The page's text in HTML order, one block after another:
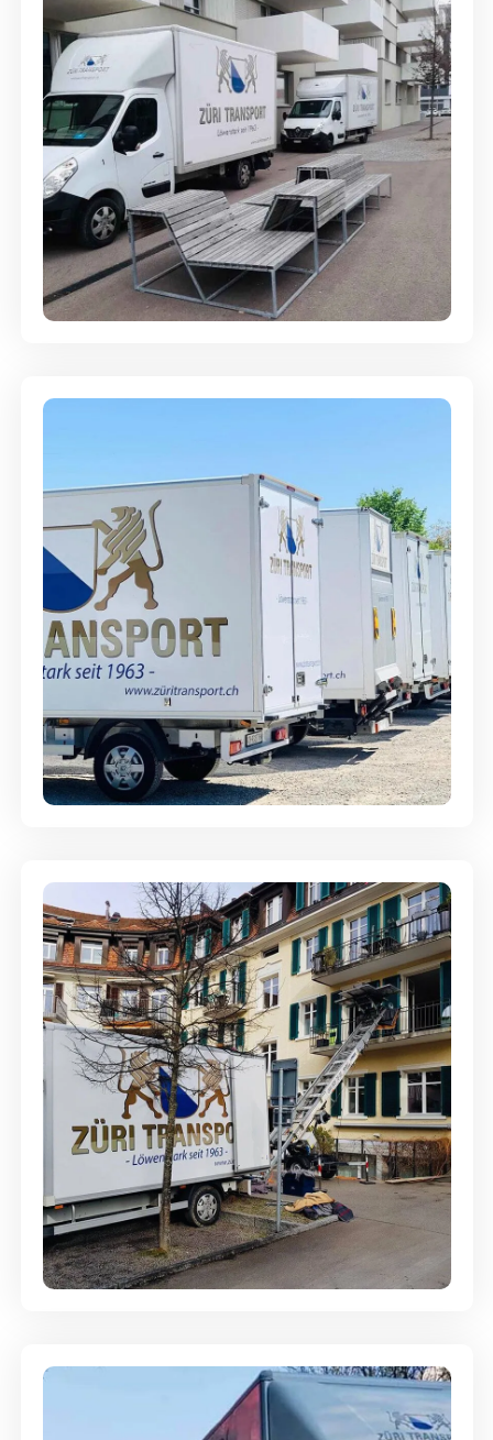
Umzugsreinigung - mit
Abgabegarantie
Möbellagerung - Alles sicher
aufbewahrt
Entsorgung & Räumung